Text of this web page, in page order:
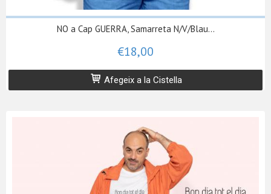
NO a Cap GUERRA, Samarreta N/V/Blau...
€18,00
Afegeix a la Cistella